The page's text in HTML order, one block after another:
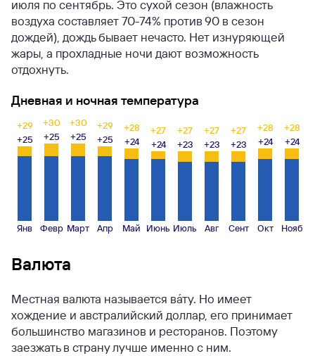
июля по сентябрь. Это сухой сезон (влажность
воздуха составляет 70-74% против 90 в сезон
дождей), дождь бывает нечасто. Нет изнуряющей
жары, а прохладные ночи дают возможность
отдохнуть.
Дневная и ночная температура
+29
+25
Янв
+30
+25
Февр
+30
+25
Март
+29
+25
Апр
+28
+24
Май
+27
+24
Июнь
+27
+23
Июль
+27
+23
Авг
+27
+23
Сент
+28
+24
Окт
+28
+24
Нояб
Валюта
Местная валюта называется ва́ту. Но имеет
хождение и австралийский доллар, его принимает
большинство магазинов и ресторанов. Поэтому
заезжать в страну лучше именно с ним.